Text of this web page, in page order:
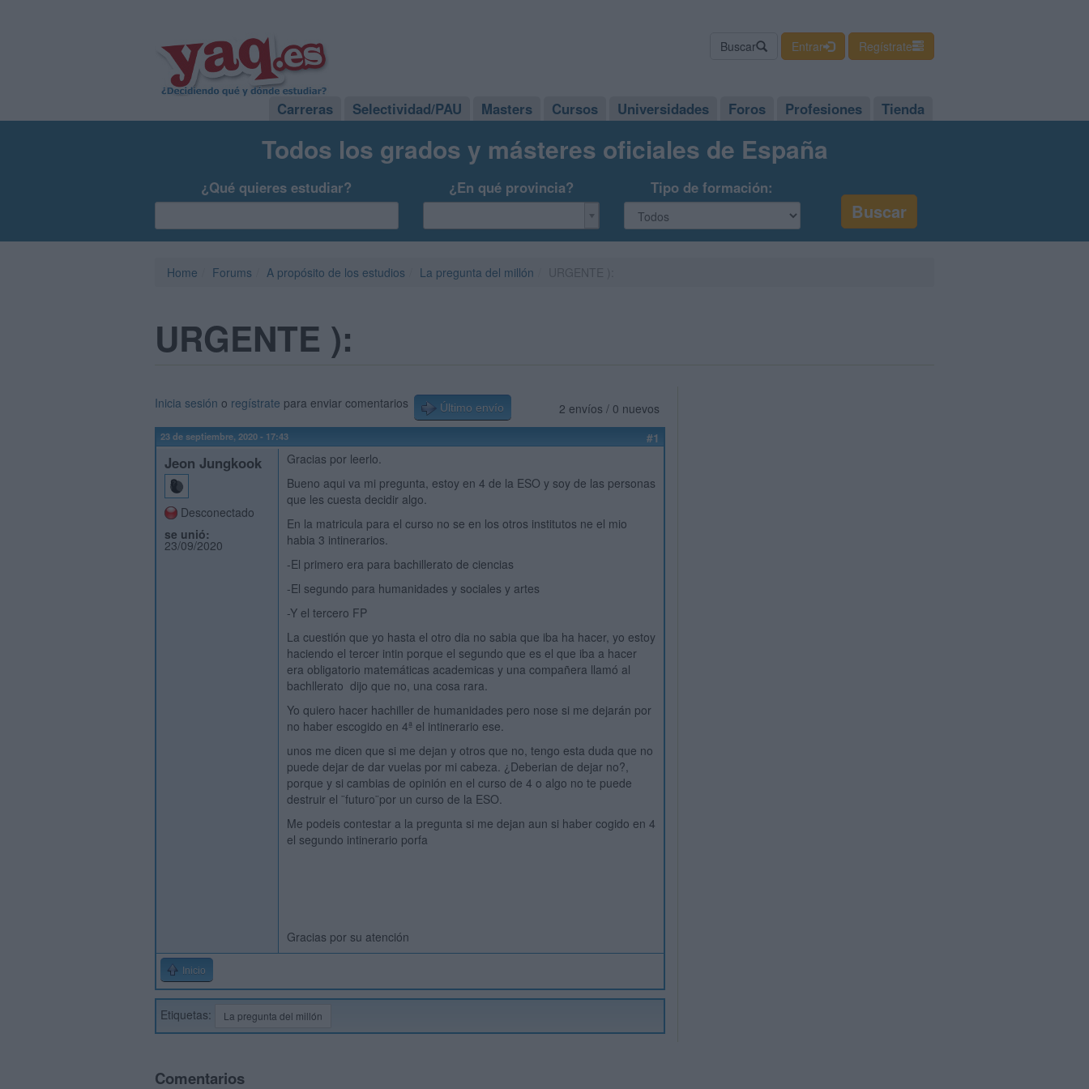
Buscar Entrar Regístrate
Carreras Selectividad/PAU Masters Cursos Universidades Foros Profesiones Tienda
Todos los grados y másteres oficiales de España
¿Qué quieres estudiar? ¿En qué provincia? Tipo de formación:
Home Forums A propósito de los estudios La pregunta del millón
URGENTE ):
2 envíos / 0 nuevos
Inicia sesión o regístrate para enviar comentarios Último envío
23 de septiembre, 2020 - 17:43 #1
Jeon Jungkook
Desconectado
se unió:
23/09/2020
Gracias por leerlo.
Bueno aqui va mi pregunta, estoy en 4 de la ESO y soy de las personas
que les cuesta decidir algo.
En la matricula para el curso no se en los otros institutos ne el mio
habia 3 intinerarios.
-El primero era para bachillerato de ciencias
-El segundo para humanidades y sociales y artes
-Y el tercero FP
La cuestión que yo hasta el otro dia no sabia que iba ha hacer, yo estoy
haciendo el tercer intin porque el segundo que es el que iba a hacer
era obligatorio matemáticas academicas y una compañera llamó al
bachllerato dijo que no, una cosa rara.
Yo quiero hacer hachiller de humanidades pero nose si me dejarán por
no haber escogido en 4ª el intinerario ese.
unos me dicen que si me dejan y otros que no, tengo esta duda que no
puede dejar de dar vuelas por mi cabeza. ¿Deberian de dejar no?,
porque y si cambias de opinión en el curso de 4 o algo no te puede
destruir el ¨futuro¨por un curso de la ESO.
Me podeis contestar a la pregunta si me dejan aun si haber cogido en 4
el segundo intinerario porfa
Gracias por su atención
Inicio
Etiquetas: La pregunta del millón
Comentarios